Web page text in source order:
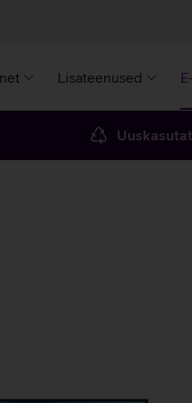
Lisateenused